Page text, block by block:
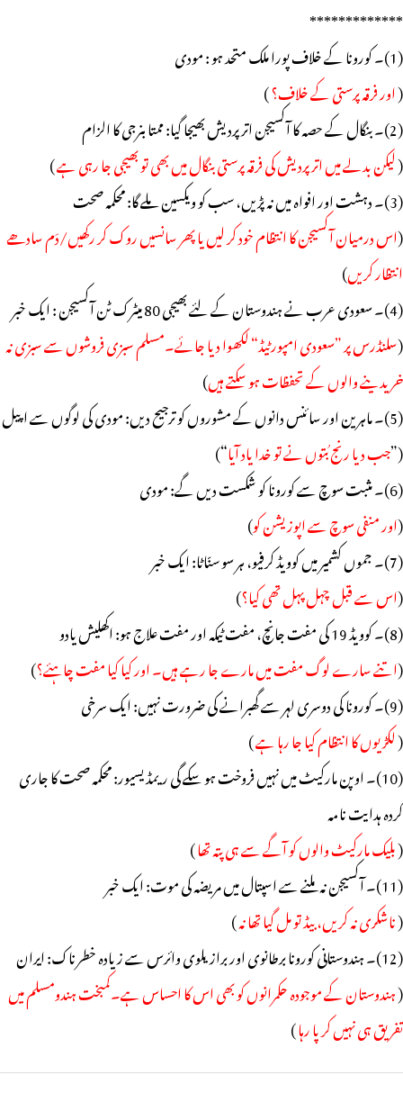
*************
(1)۔ کورونا کے خلاف پورا ملک متحد ہو : مودی
(اور فرقہ پرستی کے خلاف؟)
(2)۔ بنگال کے حصہ کا آکسیجن اتر پردیش بھیجا گیا: ممتا بنرجی کا الزام
(لیکن بدلے میں اتر پردیش کی فرقہ پرستی بنگال میں بھی تو بھیجی جا رہی ہے)
(3)۔ دہشت اور افواہ میں نہ پڑیں، سب کو ویکسین ملے گا: محکمہ صحت
(اس درمیان آکسیجن کا انتظام خود کر لیں یا پھر سانسیں روک کر رکھیں/دَم سادھے
انتظار کریں)
(4)۔ سعودی عرب نے ہندوستان کے لئے بھیجی 80 میٹرک ٹن آکسیجن : ایک خبر
(سلنڈرس پر ”سعودی امپورٹیڈ“ لکھوا دیا جائے۔مسلم سبزی فروشوں سے سبزی نہ
خریدینے والوں کے تحفظات ہو سکتے ہیں)
(5)۔ ماہرین اور سائنس دانوں کے مشوروں کو ترجیح دیں: مودی کی لوگوں سے اپیل
(”جب دیا رنج بُتوں نے تو خدا یاد آیا“)
(6)۔ مثبت سوچ سے کورونا کو شکست دیں گے: مودی
(اور منفی سوچ سے اپوزیشن کو)
(7)۔ جموں کشمیر میں کوویڈ کرفیو، ہر سو سنّاٹا: ایک خبر
(اس سے قبل چہل پہل تھی کیا؟)
(8)۔ کوویڈ 19 کی مفت جانچ، مفت ٹیکہ اور مفت علاج ہو: اکھلیش یادو
(اتنے سارے لوگ مفت میں مارے جا رہے ہیں۔ اور کیا کیا مفت چاہئے؟)
(9)۔ کورونا کی دوسری لہر سے گھبرانے کی ضرورت نہیں: ایک سرخی
(لکڑیوں کا انتظام کیا جا رہا ہے)
(10)۔ اوپن مارکیٹ میں نہیں فروخت ہو سکے گی ریمڈیسیور: محکمہ صحت کا جاری
کردہ ہدایت نامہ
(بلیک مارکیٹ والوں کو آگے سے ہی پتہ تھا)
(11)۔ آکسیجن نہ ملنے سے اسپتال میں مریضہ کی موت: ایک خبر
(ناشکری نہ کریں، بیڈ تو مل گیا تھا نہ)
(12)۔ ہندوستانی کورونا برطانوی اور برازیلوی وائرس سے زیادہ خطرناک: ایران
(ہندوستان کے موجودہ حکمرانوں کو بھی اس کا احساس ہے۔کمبخت ہندومسلم میں
تفریق ہی نہیں کر پا رہا)